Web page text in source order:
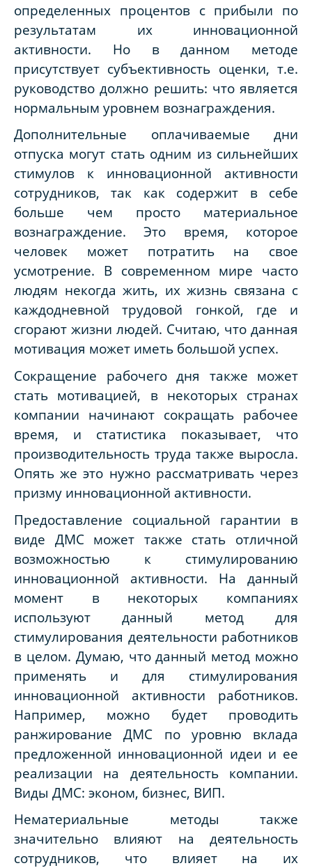
определенных процентов с прибыли по
результатам их инновационной
активности. Но в данном методе
присутствует субъективность оценки, т.е.
руководство должно решить: что является
нормальным уровнем вознаграждения.
Дополнительные оплачиваемые дни
отпуска могут стать одним из сильнейших
стимулов к инновационной активности
сотрудников, так как содержит в себе
больше чем просто материальное
вознаграждение. Это время, которое
человек может потратить на свое
усмотрение. В современном мире часто
людям некогда жить, их жизнь связана с
каждодневной трудовой гонкой, где и
сгорают жизни людей. Считаю, что данная
мотивация может иметь большой успех.
Сокращение рабочего дня также может
стать мотивацией, в некоторых странах
компании начинают сокращать рабочее
время, и статистика показывает, что
производительность труда также выросла.
Опять же это нужно рассматривать через
призму инновационной активности.
Предоставление социальной гарантии в
виде ДМС может также стать отличной
возможностью к стимулированию
инновационной активности. На данный
момент в некоторых компаниях
используют данный метод для
стимулирования деятельности работников
в целом. Думаю, что данный метод можно
применять и для стимулирования
инновационной активности работников.
Например, можно будет проводить
ранжирование ДМС по уровню вклада
предложенной инновационной идеи и ее
реализации на деятельность компании.
Виды ДМС: эконом, бизнес, ВИП.
Нематериальные методы также
значительно влияют на деятельность
сотрудников, что влияет на их